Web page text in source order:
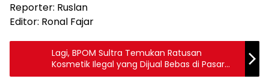
Reporter: Ruslan
Editor: Ronal Fajar
Lagi, BPOM Sultra Temukan Ratusan
Kosmetik Ilegal yang Dijual Bebas di Pasar
dan Toko Kosmetik